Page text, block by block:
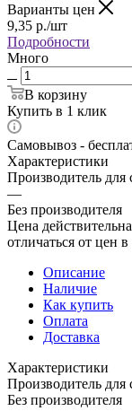
Варианты цен
9,35 р./шт
Подробности
Много
В корзину
Купить в 1 клик
Самовывоз -
Характеристики
Производитель для
—
Без производителя
Цена
отличаться от цен
Описание
Наличие
Как купить
Оплата
Доставка
Характеристики
Производитель для
Без производителя